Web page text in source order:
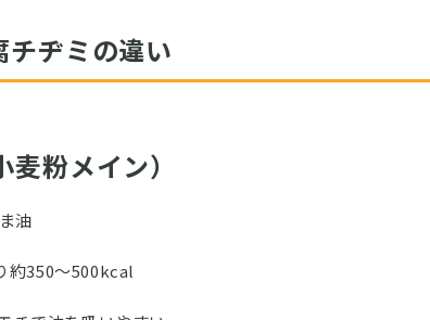
ヂミの違い
粉メイン）
油
約350～500kcal